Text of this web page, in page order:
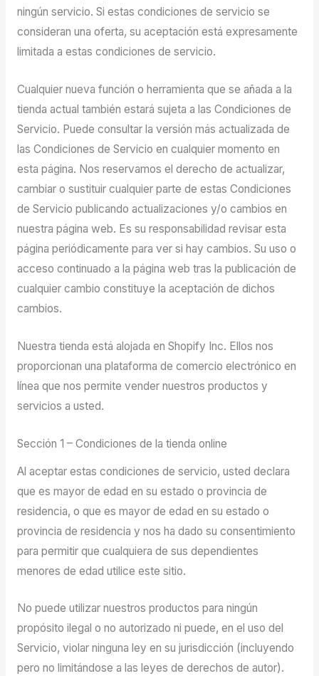
ningún servicio. Si estas condiciones de servicio se
consideran una oferta, su aceptación está expresamente
limitada a estas condiciones de servicio.
Cualquier nueva función o herramienta que se añada a la
tienda actual también estará sujeta a las Condiciones de
Servicio. Puede consultar la versión más actualizada de
las Condiciones de Servicio en cualquier momento en
esta página. Nos reservamos el derecho de actualizar,
cambiar o sustituir cualquier parte de estas Condiciones
de Servicio publicando actualizaciones y/o cambios en
nuestra página web. Es su responsabilidad revisar esta
página periódicamente para ver si hay cambios. Su uso o
acceso continuado a la página web tras la publicación de
cualquier cambio constituye la aceptación de dichos
cambios.
Nuestra tienda está alojada en Shopify Inc. Ellos nos
proporcionan una plataforma de comercio electrónico en
línea que nos permite vender nuestros productos y
servicios a usted.
Sección 1 – Condiciones de la tienda online
Al aceptar estas condiciones de servicio, usted declara
que es mayor de edad en su estado o provincia de
residencia, o que es mayor de edad en su estado o
provincia de residencia y nos ha dado su consentimiento
para permitir que cualquiera de sus dependientes
menores de edad utilice este sitio.
No puede utilizar nuestros productos para ningún
propósito ilegal o no autorizado ni puede, en el uso del
Servicio, violar ninguna ley en su jurisdicción (incluyendo
pero no limitándose a las leyes de derechos de autor).